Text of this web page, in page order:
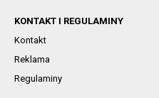
KONTAKT I REGULAMINY
Kontakt
Reklama
Regulaminy